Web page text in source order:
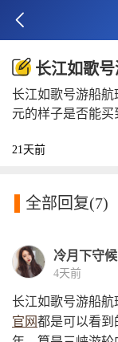

长江如歌
长江如歌号游船
元的样子是否能买
21天前
全部回复(7)
冷月下守候
4天前
长江如歌号游船
官网都是可以看到